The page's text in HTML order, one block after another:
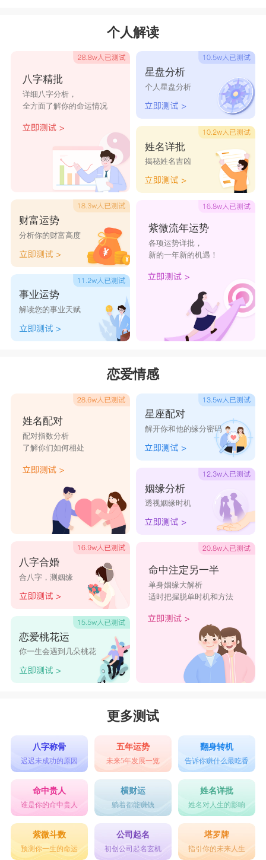
郴安
洋杰 平尧 烨乐
鸿乐
齐顺
翰睿 杰睿
个人解读
八字精批
详细八字分析，
全方面了解你的命运情况
财富运势
分析你的财富高度
事业运势
解读您的事业天赋
星盘分析
个人星盘分析
姓名详批
揭秘姓名吉凶
紫微流年运势
各项运势详批，
新的一年新的机遇！
恋爱情感
姓名配对
配对指数分析
了解你们如何相处
八字合婚
合八字，测姻缘
恋爱桃花运
你一生会遇到几朵桃花
星座配对
解开你和他的缘分密码
姻缘分析
透视姻缘时机
命中注定另一半
单身姻缘大解析
适时把握脱单时机和方法
更多测试
八字称骨
迟迟未成功的原因
五年运势
未来5年发展一览
翻身转机
告诉你赚什么最吃香
命中贵人
谁是你的命中贵人
横财运
躺着都能赚钱
姓名详批
姓名对人生的影响
紫微斗数
预测你一生的命运
公司起名
初创公司起名玄机
塔罗牌
指引你的未来人生